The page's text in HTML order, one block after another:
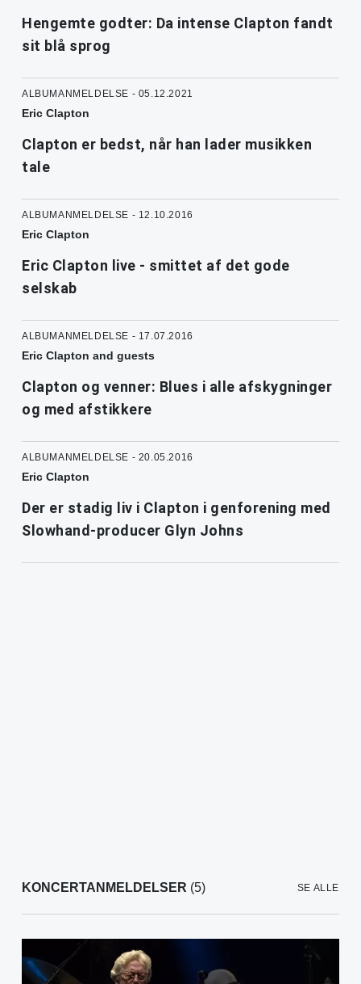
Hengemte godter: Da intense Clapton fandt
sit blå sprog
ALBUMANMELDELSE - 05.12.2021
Eric Clapton
Clapton er bedst, når han lader musikken
tale
ALBUMANMELDELSE - 12.10.2016
Eric Clapton
Eric Clapton live - smittet af det gode
selskab
ALBUMANMELDELSE - 17.07.2016
Eric Clapton and guests
Clapton og venner: Blues i alle afskygninger
og med afstikkere
ALBUMANMELDELSE - 20.05.2016
Eric Clapton
Der er stadig liv i Clapton i genforening med
Slowhand-producer Glyn Johns
KONCERTANMELDELSER (5) SE ALLE